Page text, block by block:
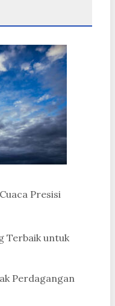
Presisi
Terbaik untuk
Perdagangan